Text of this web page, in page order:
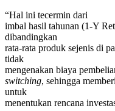
“Hal ini tecermin dari
imbal hasil tahunan (1-Y
dibandingkan
rata-rata produk sejenis di
tidak
mengenakan biaya
switching, sehingga
untuk
menentukan rencana